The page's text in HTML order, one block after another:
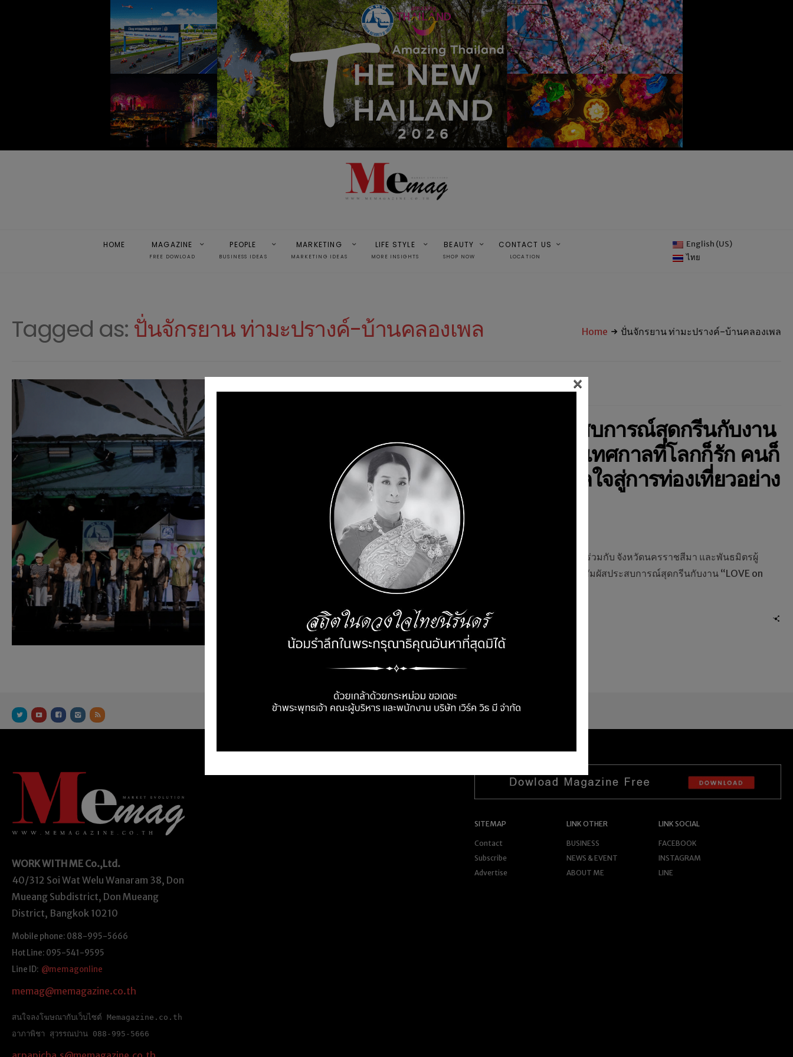
HOME MAGAZINE
FREE DOWLOAD
PEOPLE
BUSINESS IDEAS
MARKETING
MARKETING IDEAS
LIFE STYLE
MORE INSIGHTS
BEAUTY
SHOP NOW
CONTACT US
LOCATION
English (US)
ไทย
Tagged as: ปั่นจักรยาน ท่ามะปรางค์-บ้านคลองเพล Home ปั่นจักรยาน ท่ามะปรางค์-บ้านคลองเพล
ททท. ชวนสัมผัสประสบการณ์สุดกรีนกับงาน
“LOVE on EARTH – เทศกาลที่โลกก็รัก คนก็
เลิฟ” สร้างแรงบันดาลใจสู่การท่องเที่ยวอย่าง
ยั่งยืน
Memag Online
2568 การท่องเที่ยวแห่งประเทศไทย (ททท.) ร่วมกับ จังหวัดนครราชสีมา และพันธมิตรผู้
ประกอบการภาครัฐและเอกชนในพื้นที่ ชวนสัมผัสประสบการณ์สุดกรีนกับงาน “LOVE on
EARTH ...
Continue reading
WORK WITH ME Co.,Ltd.
40/312 Soi Wat Welu Wanaram 38, Don
Mueang Subdistrict, Don Mueang
District, Bangkok 10210
Mobile phone: 088-995-5666
Hot Line: 095-541-9595
Line ID: @memagonline
memag@memagazine.co.th
สนใจลงโฆษณากับเว็บไซต์ Memagazine.co.th
อาภาพิชา สุวรรณปาน 088-995-5666
SITEMAP
Contact
Subscribe
Advertise
LINK OTHER
BUSINESS
NEWS & EVENT
ABOUT ME
LINK SOCIAL
FACEBOOK
INSTAGRAM
LINE
×